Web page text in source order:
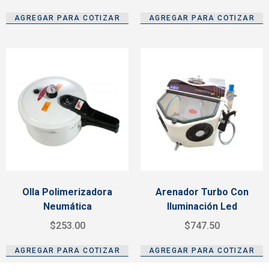
AGREGAR PARA COTIZAR AGREGAR PARA COTIZAR
Olla Polimerizadora
Neumática
$253.00
AGREGAR PARA COTIZAR
Arenador Turbo Con
Iluminación Led
$747.50
AGREGAR PARA COTIZAR